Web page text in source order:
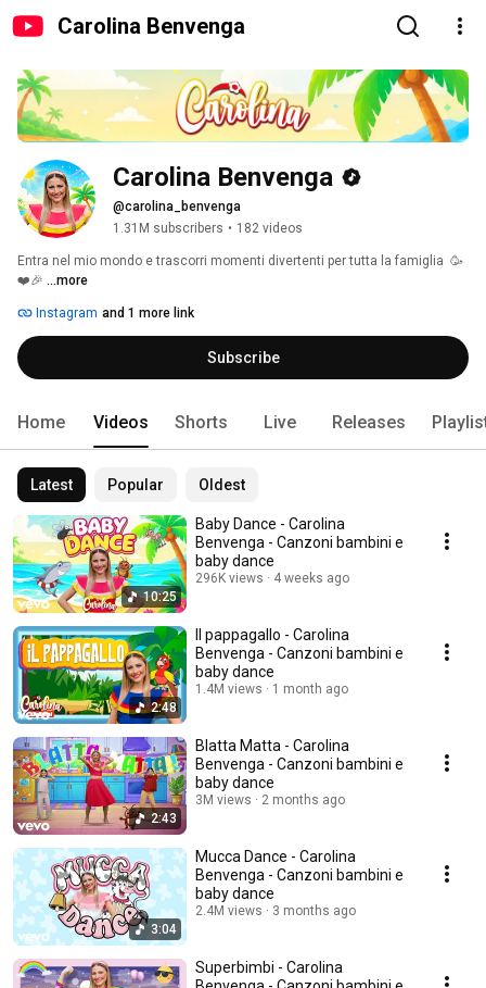
Carolina Benvenga
Carolina Benvenga
@carolina_benvenga
1.31M subscribers • 182 videos
Entra nel mio mondo e trascorri momenti divertenti per tutta la famiglia  🥳
❤️🎉 ...more
Instagram and 1 more link
Subscribe
Home Videos Shorts Live Releases
Latest Popular Oldest
10:25
Baby Dance - Carolina
Benvenga - Canzoni bambini e
baby dance
296K views 4 weeks ago
2:48
Il pappagallo - Carolina
Benvenga - Canzoni bambini e
baby dance
1.4M views 1 month ago
2:43
Blatta Matta - Carolina
Benvenga - Canzoni bambini e
baby dance
3M views 2 months ago
3:04
Mucca Dance - Carolina
Benvenga - Canzoni bambini e
baby dance
2.4M views 3 months ago
Superbimbi - Carolina